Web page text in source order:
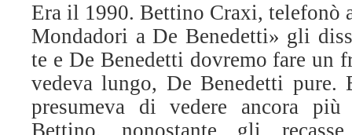
Era il 1990. Bettino Craxi, telefonò
Mondadori a De Benedetti» gli
te e De Benedetti dovremo fare un
vedeva lungo, De Benedetti pure.
presumeva di vedere ancora
Bettino, nonostante gli